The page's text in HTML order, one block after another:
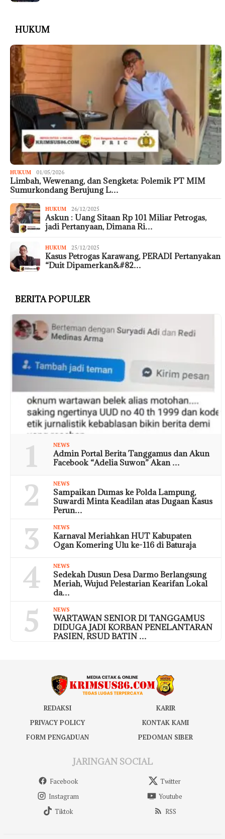
HUKUM
HUKUM 01/05/2026
Limbah, Wewenang, dan Sengketa: Polemik PT MIM
Sumurkondang Berujung L…
HUKUM 26/12/2025
Askun : Uang Sitaan Rp 101 Miliar Petrogas,
jadi Pertanyaan, Dimana Ri…
HUKUM 25/12/2025
Kasus Petrogas Karawang, PERADI Pertanyakan
“Duit Dipamerkan&#82…
BERITA POPULER
1 NEWS
Admin Portal Berita Tanggamus dan Akun
Facebook “Adelia Suwon” Akan …
2 NEWS
Sampaikan Dumas ke Polda Lampung,
Suwardi Minta Keadilan atas Dugaan Kasus
Perun…
3 NEWS
Karnaval Meriahkan HUT Kabupaten
Ogan Komering Ulu ke-116 di Baturaja
4 NEWS
Sedekah Dusun Desa Darmo Berlangsung
Meriah, Wujud Pelestarian Kearifan Lokal
da…
5 NEWS
WARTAWAN SENIOR DI TANGGAMUS
DIDUGA JADI KORBAN PENELANTARAN
PASIEN, RSUD BATIN …
REDAKSI
KARIR
PRIVACY POLICY
KONTAK KAMI
FORM PENGADUAN
PEDOMAN SIBER
JARINGAN SOCIAL
Facebook
Twitter
Instagram
Youtube
Tiktok
RSS